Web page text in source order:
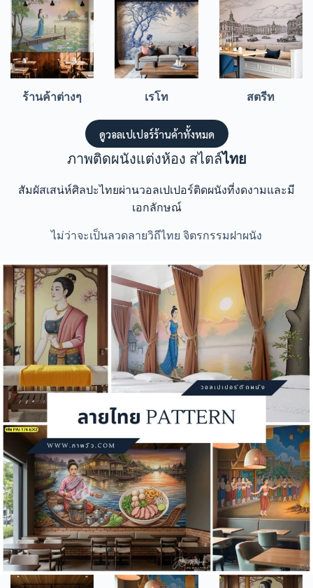
ร้านค้าต่างๆ เรโท สตรีท
ดูวอลเปเปอร์ร้านค้าทั้งหมด
ภาพติดผนังแต่งห้อง สไตล์ไทย
สัมผัสเสน่ห์ศิลปะไทยผ่านวอลเปเปอร์ติดผนังที่งดงามและมี
เอกลักษณ์
ไม่ว่าจะเป็นลวดลายวิถีไทย จิตรกรรมฝาผนัง